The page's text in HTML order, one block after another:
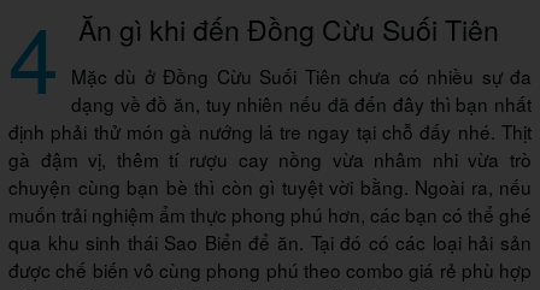
4 Ăn gì khi đến Đồng Cừu Suối Tiên
Mặc dù ở Đồng Cừu Suối Tiên chưa có nhiều sự đa
dạng về đồ ăn, tuy nhiên nếu đã đến đây thì bạn nhất
định phải thử món gà nướng lá tre ngay tại chỗ đấy nhé. Thịt
gà đậm vị, thêm tí rượu cay nồng vừa nhâm nhi vừa trò
chuyện cùng bạn bè thì còn gì tuyệt vời bằng. Ngoài ra, nếu
muốn trải nghiệm ẩm thực phong phú hơn, các bạn có thể ghé
qua khu sinh thái Sao Biển để ăn. Tại đó có các loại hải sản
được chế biến vô cùng phong phú theo combo giá rẻ phù hợp